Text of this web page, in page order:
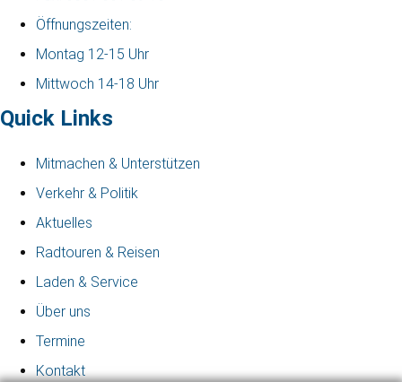
Öffnungszeiten:
Montag 12-15 Uhr
Mittwoch 14-18 Uhr
Quick Links
Mitmachen & Unterstützen
Verkehr & Politik
Aktuelles
Radtouren & Reisen
Laden & Service
Über uns
Termine
Kontakt